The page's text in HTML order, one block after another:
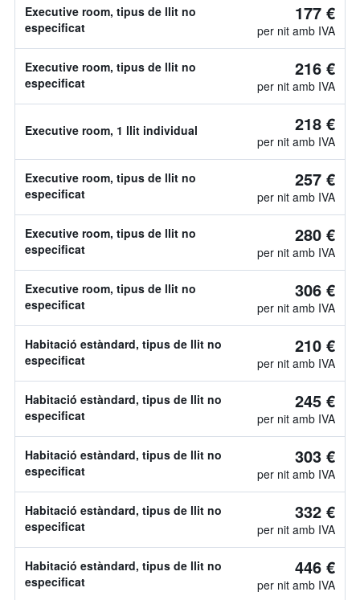
Executive room, tipus de llit no
especificat
177 €
per nit amb IVA
Executive room, tipus de llit no
especificat
216 €
per nit amb IVA
Executive room, 1 llit individual 218 €
per nit amb IVA
Executive room, tipus de llit no
especificat
257 €
per nit amb IVA
Executive room, tipus de llit no
especificat
280 €
per nit amb IVA
Executive room, tipus de llit no
especificat
306 €
per nit amb IVA
Habitació estàndard, tipus de llit no
especificat
210 €
per nit amb IVA
Habitació estàndard, tipus de llit no
especificat
245 €
per nit amb IVA
Habitació estàndard, tipus de llit no
especificat
303 €
per nit amb IVA
Habitació estàndard, tipus de llit no
especificat
332 €
per nit amb IVA
Habitació estàndard, tipus de llit no
especificat
446 €
per nit amb IVA